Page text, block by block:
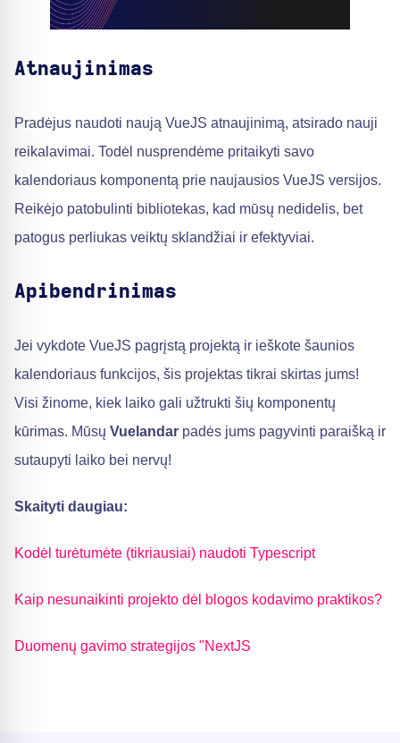
Atnaujinimas
Pradėjus naudoti naują VueJS atnaujinimą, atsirado nauji
reikalavimai. Todėl nusprendėme pritaikyti savo
kalendoriaus komponentą prie naujausios VueJS versijos.
Reikėjo patobulinti bibliotekas, kad mūsų nedidelis, bet
patogus perliukas veiktų sklandžiai ir efektyviai.
Apibendrinimas
Jei vykdote VueJS pagrįstą projektą ir ieškote šaunios
kalendoriaus funkcijos, šis projektas tikrai skirtas jums!
Visi žinome, kiek laiko gali užtrukti šių komponentų
kūrimas. Mūsų Vuelandar padės jums pagyvinti paraišką ir
sutaupyti laiko bei nervų!
Skaityti daugiau:
Kodėl turėtumėte (tikriausiai) naudoti Typescript
Kaip nesunaikinti projekto dėl blogos kodavimo praktikos?
Duomenų gavimo strategijos "NextJS